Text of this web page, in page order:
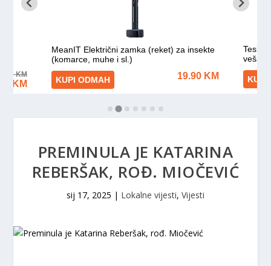
PREMINULA JE KATARINA
REBERŠAK, ROĐ. MIOČEVIĆ
sij 17, 2025 | Lokalne vijesti, Vijesti